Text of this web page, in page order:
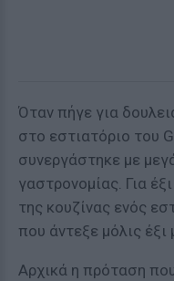
Όταν πήγε για
στο εστιατόριο του
συνεργάστηκε με
γαστρονομίας. Για
της κουζίνας ενός
που άντεξε μόλις έξι
Αρχικά η πρόταση